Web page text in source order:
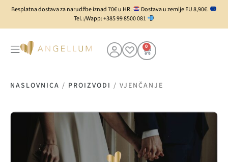
Besplatna dostava za narudžbe iznad 70€ u HR.
Dostava u zemlje EU 8,90€.
Tel.:/Wapp: +385 99 8500 081
0
NASLOVNICA / PROIZVODI / VJENČANJE